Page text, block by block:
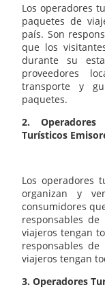
Los operadores
paquetes de
país. Son
que los
durante su
proveedores
transporte y
paquetes.
2. Operadores
Turísticos
Los operadores
organizan y
consumidores
responsables
viajeros tengan
responsables
viajeros tengan
3. Operadores